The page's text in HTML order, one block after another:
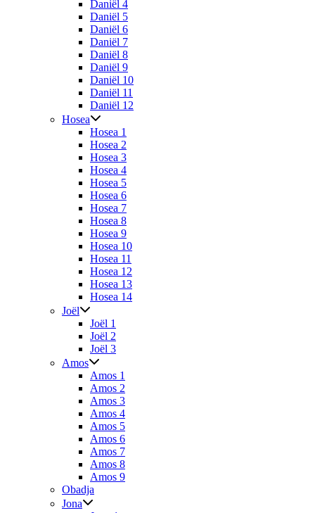
Daniël 4
Daniël 5
Daniël 6
Daniël 7
Daniël 8
Daniël 9
Daniël 10
Daniël 11
Daniël 12
Hosea
Hosea 1
Hosea 2
Hosea 3
Hosea 4
Hosea 5
Hosea 6
Hosea 7
Hosea 8
Hosea 9
Hosea 10
Hosea 11
Hosea 12
Hosea 13
Hosea 14
Joël
Joël 1
Joël 2
Joël 3
Amos
Amos 1
Amos 2
Amos 3
Amos 4
Amos 5
Amos 6
Amos 7
Amos 8
Amos 9
Obadja
Jona